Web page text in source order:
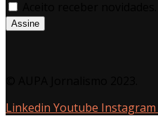
Assine
Linkedin Youtube Instagram